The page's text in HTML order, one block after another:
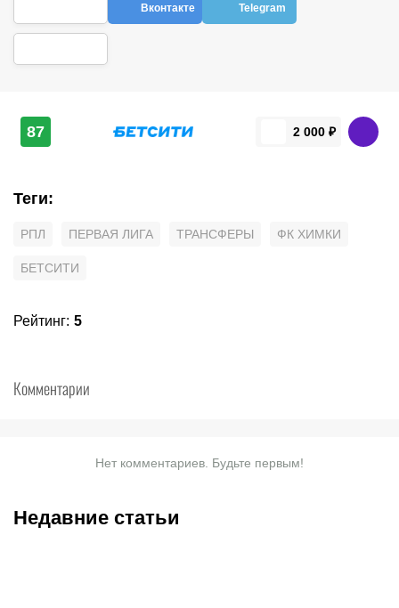
Вконтакте Telegram
87 2 000 ₽
Теги:
РПЛ ПЕРВАЯ ЛИГА ТРАНСФЕРЫ ФК ХИМКИ
БЕТСИТИ
Рейтинг: 5
Комментарии
Нет комментариев. Будьте первым!
Недавние статьи